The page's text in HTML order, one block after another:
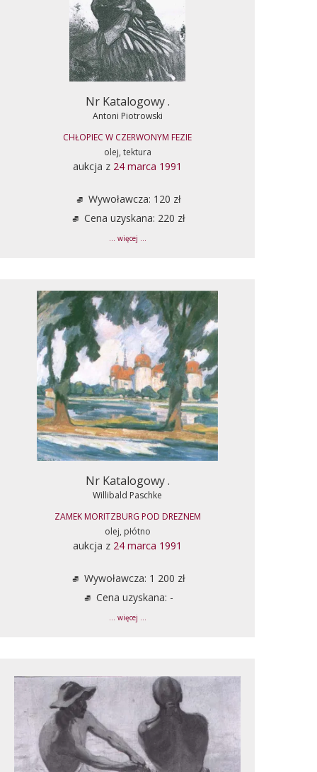
Nr Katalogowy .
Antoni Piotrowski
CHŁOPIEC W CZERWONYM FEZIE
olej, tektura
aukcja z 24 marca 1991
Wywoławcza: 120 zł
Cena uzyskana: 220 zł
... więcej ...
Nr Katalogowy .
Willibald Paschke
ZAMEK MORITZBURG POD DREZNEM
olej, płótno
aukcja z 24 marca 1991
Wywoławcza: 1 200 zł
Cena uzyskana: -
... więcej ...